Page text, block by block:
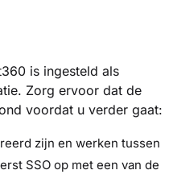
is ingesteld als
Zorg ervoor dat de
voordat u verder gaat:
zijn en werken tussen
SSO op met een van de